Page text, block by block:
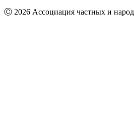
Ⓒ 2026 Ассоциация частных и